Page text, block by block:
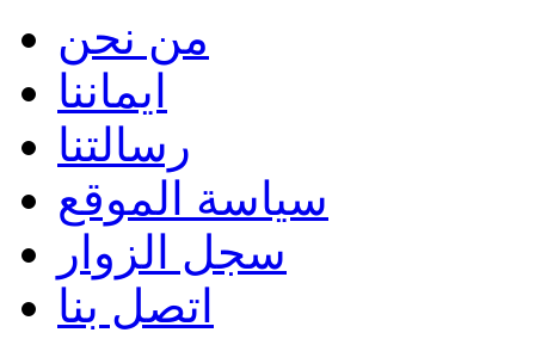
من نحن
ايماننا
رسالتنا
سياسة الموقع
سجل الزوار
اتصل بنا